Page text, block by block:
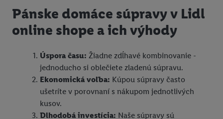
Pánske domáce súpravy v Lidl
online shope a ich výhody
Úspora času: Žiadne zdĺhavé kombinovanie -
jednoducho si oblečiete zladenú súpravu.
Ekonomická voľba: Kúpou súpravy často
ušetríte v porovnaní s nákupom jednotlivých
kusov.
Dlhodobá investícia: Naše súpravy sú